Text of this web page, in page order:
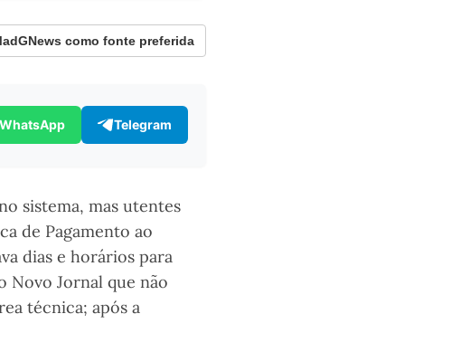
como fonte preferida
WhatsApp Telegram
sistema, mas utentes
de Pagamento ao
dias e horários para
Novo Jornal que não
técnica; após a